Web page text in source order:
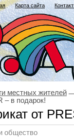
Карта сайта
местных жителей
– в подарок!
от
общество